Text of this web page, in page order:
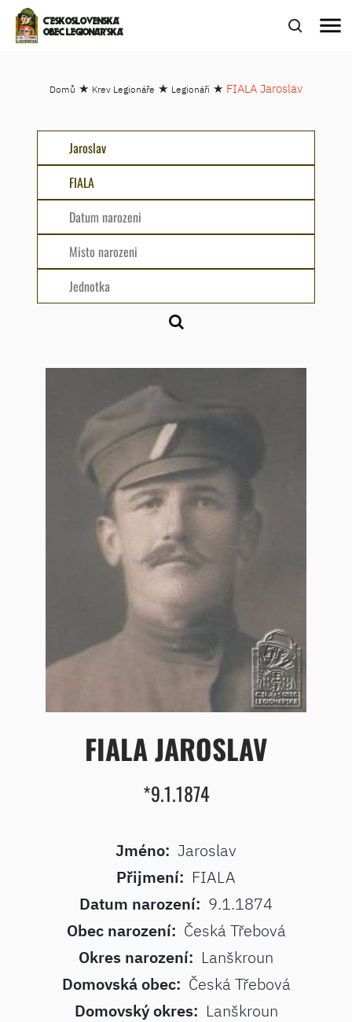
ČESKOSLOVENSKÁ
OBEC LEGIONÁŘSKÁ
menu
Domů ★ Krev Legionáře ★ Legionáři ★ FIALA Jaroslav
FIALA JAROSLAV
*9.1.1874
Jméno: Jaroslav
Přijmení: FIALA
Datum narození: 9.1.1874
Obec narození: Česká Třebová
Okres narození: Lanškroun
Domovská obec: Česká Třebová
Domovský okres: Lanškroun